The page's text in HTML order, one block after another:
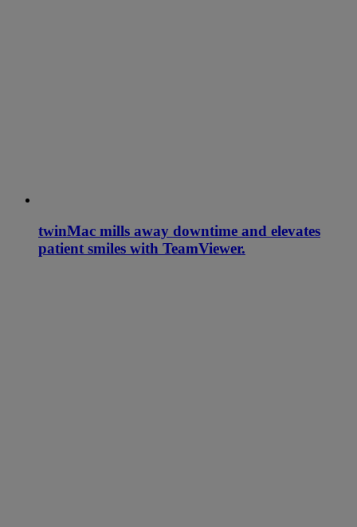
twinMac mills away downtime and elevates
patient smiles with TeamViewer.